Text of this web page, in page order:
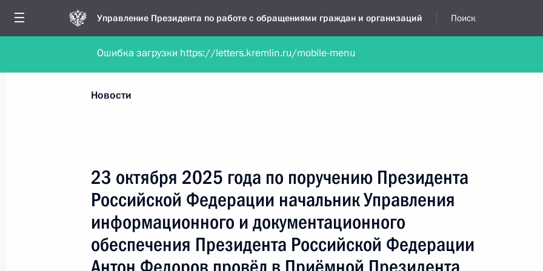
Управление Президента по работе с обращениями граждан и организаций Поиск
Обратиться в форме электронного документа Обратиться в устной форме
Все новости
Все руководители, регионы, города и темы
Новости
23 октября 2025 года по поручению Президента
Российской Федерации начальник Управления
информационного и документационного
обеспечения Президента Российской Федерации
Ошибка загрузки https://letters.kremlin.ru/mobile-menu